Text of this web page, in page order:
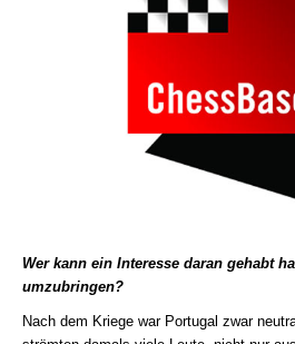
Wer kann ein Interesse daran gehabt
umzubringen?
Nach dem Kriege war Portugal zwar